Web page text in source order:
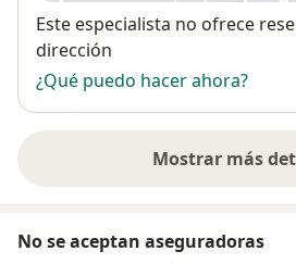
Disponibilidad
Este especialista no ofrece
dirección
¿Qué puedo hacer ahora?
Mostrar mássobre
No se aceptan aseguradoras